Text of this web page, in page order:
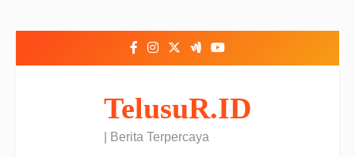
TelusuR.ID
| Berita Terpercaya